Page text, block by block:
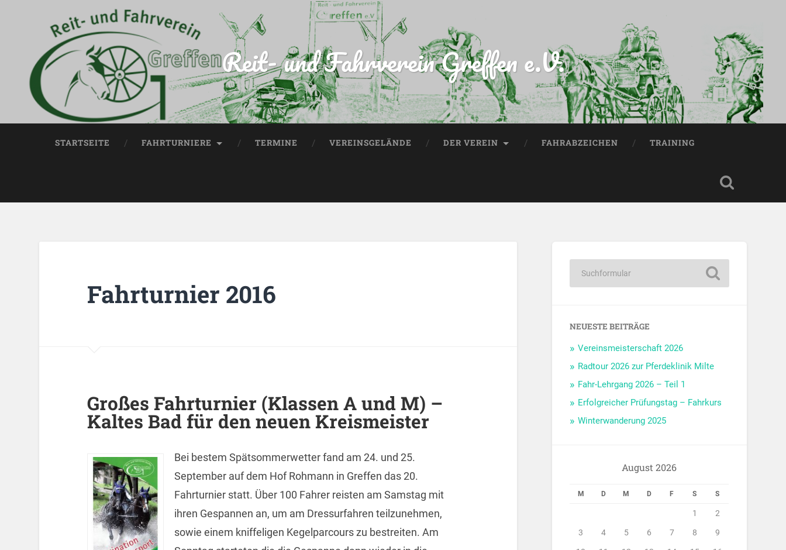
Reit- und Fahrverein Greffen e.V.
STARTSEITE FAHRTURNIERE TERMINE VEREINSGELÄNDE DER VEREIN FAHRABZEICHEN TRAINING
Fahrturnier 2016
Großes Fahrturnier (Klassen A und M) –
Kaltes Bad für den neuen Kreismeister
Bei bestem Spätsommerwetter fand am 24. und 25.
September auf dem Hof Rohmann in Greffen das 20.
Fahrturnier statt. Über 100 Fahrer reisten am Samstag mit
ihren Gespannen an, um am Dressurfahren teilzunehmen,
sowie einem kniffeligen Kegelparcours zu bestreiten. Am
NEUESTE BEITRÄGE
Vereinsmeisterschaft 2026
Radtour 2026 zur Pferdeklinik Milte
Fahr-Lehrgang 2026 – Teil 1
Erfolgreicher Prüfungstag – Fahrkurs
Winterwanderung 2025
August 2026
M D M D F S S
1 2
3 4 5 6 7 8 9